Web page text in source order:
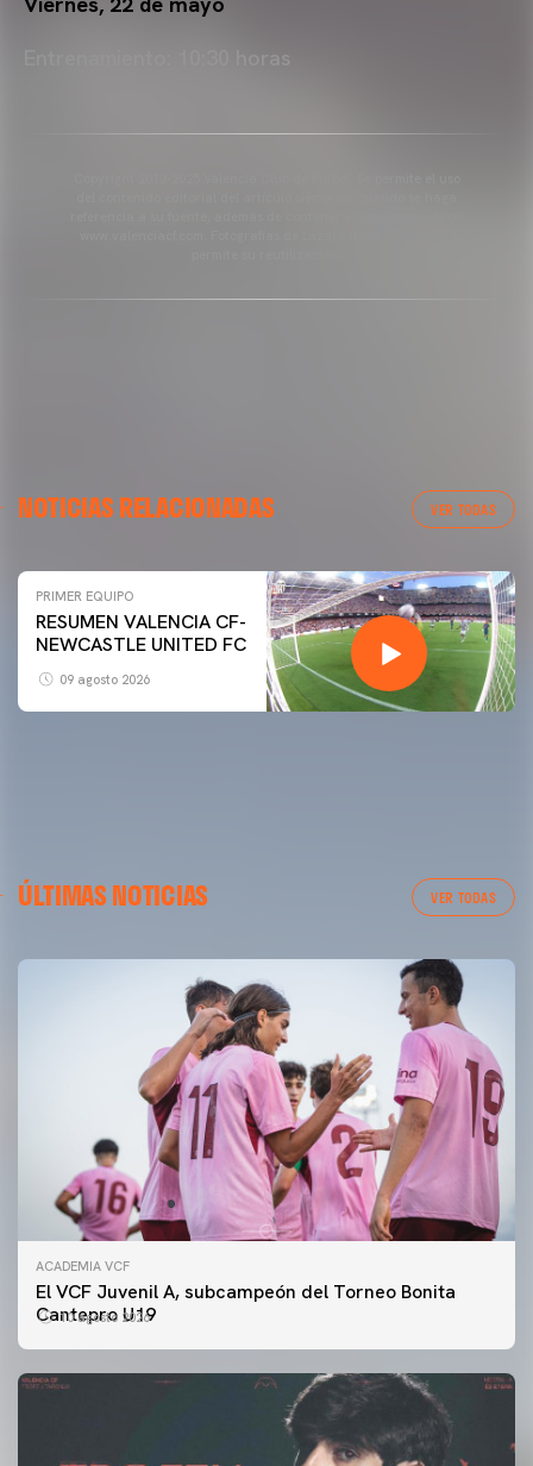
Entrenamiento: 10:30 horas
NOTICIAS RELACIONADAS VER TODAS
PRIMER EQUIPO
RESUMEN VALENCIA CF-
NEWCASTLE UNITED FC
09 agosto 2026
PRIMER EQUIPO
GALERÍA | VALENCIA CF - NEWCASTLE UNITED FC
54ª EDICIÓN TROFEU TARONJA
ÚLTIMAS NOTICIAS VER TODAS
ACADEMIA VCF
El VCF Juvenil A, subcampeón del Torneo Bonita
Cantepro U19
10 agosto 2026